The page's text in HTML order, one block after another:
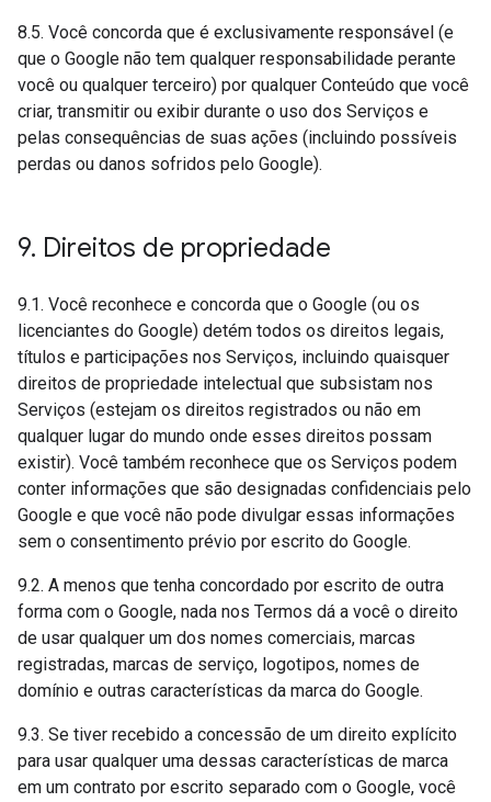
8.5. Você concorda que é exclusivamente responsável (e
que o Google não tem qualquer responsabilidade perante
você ou qualquer terceiro) por qualquer Conteúdo que você
criar, transmitir ou exibir durante o uso dos Serviços e
pelas consequências de suas ações (incluindo possíveis
perdas ou danos sofridos pelo Google).
9. Direitos de propriedade
9.1. Você reconhece e concorda que o Google (ou os
licenciantes do Google) detém todos os direitos legais,
títulos e participações nos Serviços, incluindo quaisquer
direitos de propriedade intelectual que subsistam nos
Serviços (estejam os direitos registrados ou não em
qualquer lugar do mundo onde esses direitos possam
existir). Você também reconhece que os Serviços podem
conter informações que são designadas confidenciais pelo
Google e que você não pode divulgar essas informações
sem o consentimento prévio por escrito do Google.
9.2. A menos que tenha concordado por escrito de outra
forma com o Google, nada nos Termos dá a você o direito
de usar qualquer um dos nomes comerciais, marcas
registradas, marcas de serviço, logotipos, nomes de
domínio e outras características da marca do Google.
9.3. Se tiver recebido a concessão de um direito explícito
para usar qualquer uma dessas características de marca
em um contrato por escrito separado com o Google, você